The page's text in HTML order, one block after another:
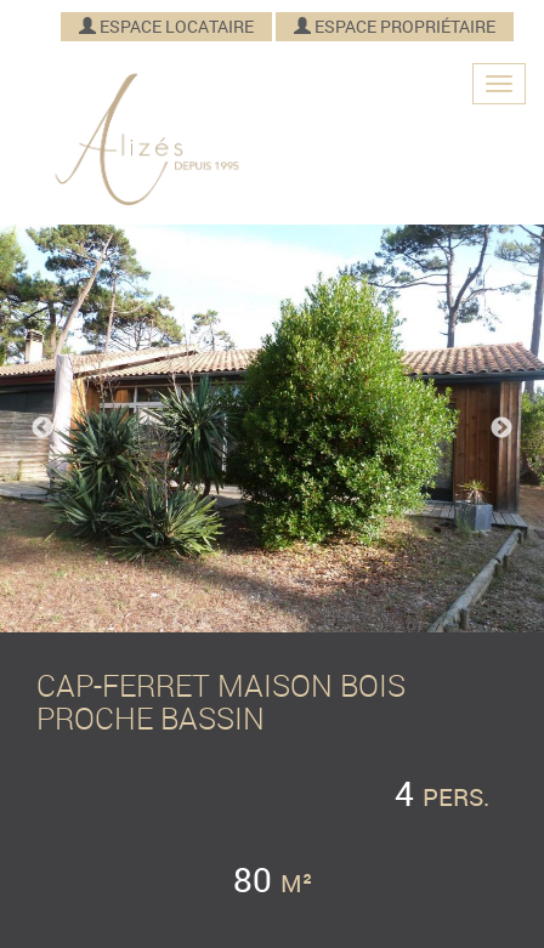
ESPACE LOCATAIRE ESPACE PROPRIÉTAIRE
CAP-FERRET MAISON BOIS
PROCHE BASSIN
4 PERS.
80 M²